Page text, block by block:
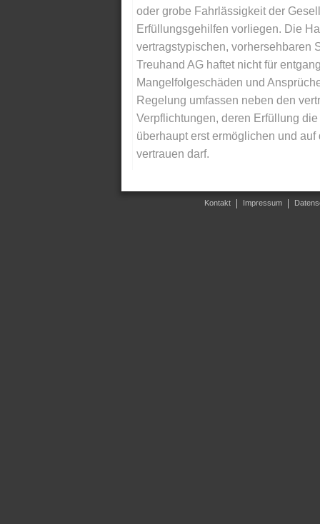
oder grobe Fahrlässigkeit der
Erfüllungsgehilfen vorliegen. Die
vertragstypischen, vorhersehbaren
Treuhand AG haftet nicht für
Mangelfolgeschäden und
Regelung umfassen neben den
Verpflichtungen, deren Erfüllung
überhaupt erst ermöglichen und
vertrauen darf.
Kontakt Impressum